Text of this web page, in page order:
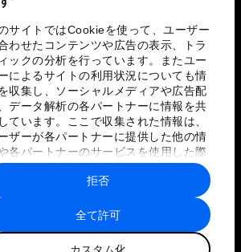
サイトではCookieを使って、ユーザー
わせたコンテンツや広告の表示、トラ
ックの分析を行っています。またユー
によるサイトの利用状況についても情
収集し、ソーシャルメディアや広告配
データ解析の各パートナーに情報を共
ています。ここで収集された情報は、
ザーが各パートナーに提供した他の情
各パートナーのサービスを使用した際
集された情報と組み合わされ、各パー
ーによって使用されることがありま
全て許可
カスタム化
拒否
バシーポリシーと利用規約
サイトマップ